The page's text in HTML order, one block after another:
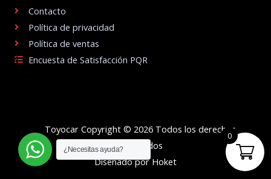
Contacto
Política de privacidad
Política de ventas
Encuesta de Satisfacción PQR
Toyocar Copyright © 2026 Todos los derechos
reservados
Diseñado por Hoket
¿Necesitas ayuda?
0